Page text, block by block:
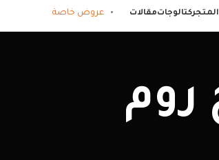
المتجركتالوجاتمقالات عروض خاصة